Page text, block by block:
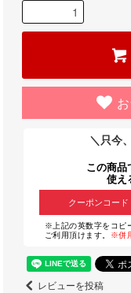
＼只今
この商品
使え
クーポンコード
※上記の英数字をコピ
ご利用頂けます。
※併
レビューを投稿